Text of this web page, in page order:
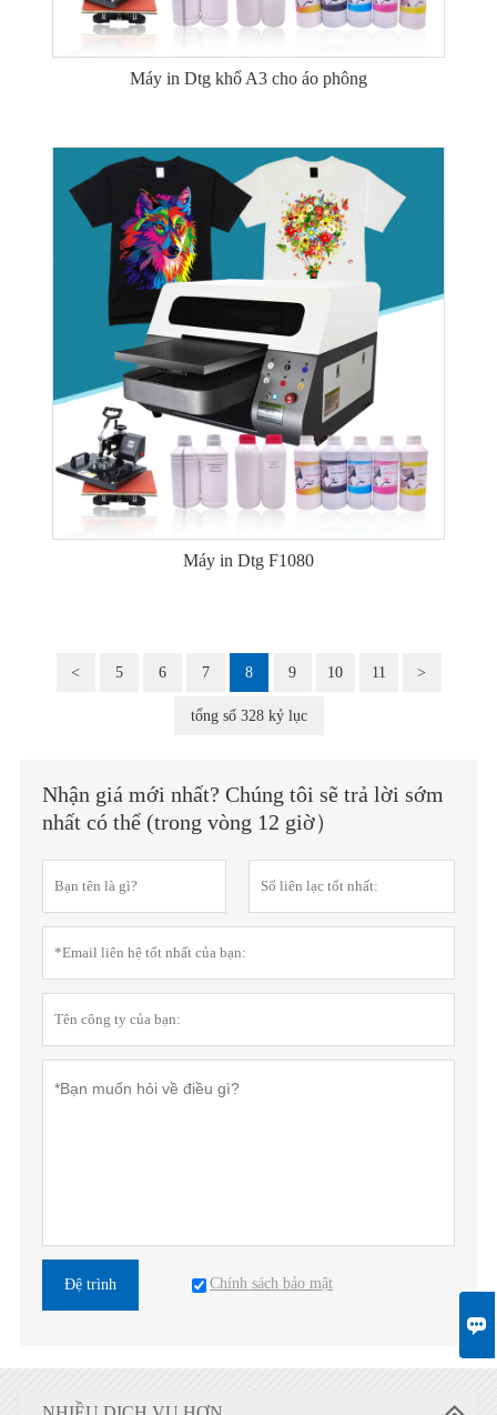

Máy in Dtg khổ A3 cho áo phông
Máy in Dtg F1080
< 5 6 7 8 9 10 11 >
tổng số 328 kỷ lục
Nhận giá mới nhất? Chúng tôi sẽ trả lời sớm
nhất có thể (trong vòng 12 giờ）
Đệ trình Chính sách bảo mật